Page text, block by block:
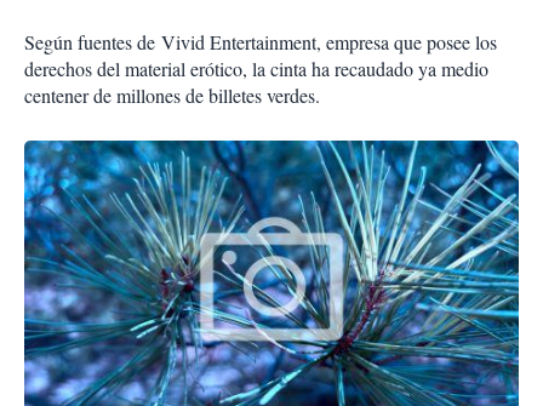
Según fuentes de Vivid Entertainment, empresa que posee los
derechos del material erótico, la cinta ha recaudado ya medio
centener de millones de billetes verdes.